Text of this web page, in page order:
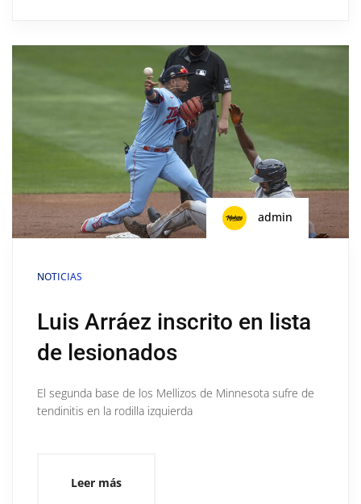
admin
NOTICIAS
Luis Arráez inscrito en lista
de lesionados
El segunda base de los Mellizos de Minnesota sufre de
tendinitis en la rodilla izquierda
Leer más